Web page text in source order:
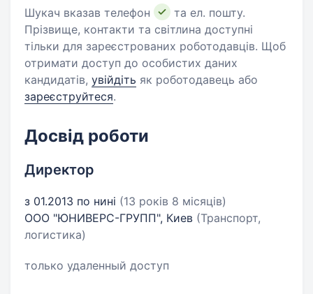
Шукач вказав телефон
та ел. пошту.
Прізвище, контакти та світлина доступні
тільки для зареєстрованих роботодавців. Щоб
отримати доступ до особистих даних
кандидатів, увійдіть як роботодавець або
зареєструйтеся.
Досвід роботи
Директор
з 01.2013 по нині (13 років 8 місяців)
ООО "ЮНИВЕРС-ГРУПП", Киев (Транспорт,
логистика)
только удаленный доступ